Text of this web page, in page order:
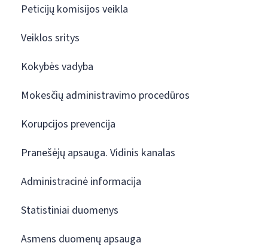
Peticijų komisijos veikla
Veiklos sritys
Kokybės vadyba
Mokesčių administravimo procedūros
Korupcijos prevencija
Pranešėjų apsauga. Vidinis kanalas
Administracinė informacija
Statistiniai duomenys
Asmens duomenų apsauga